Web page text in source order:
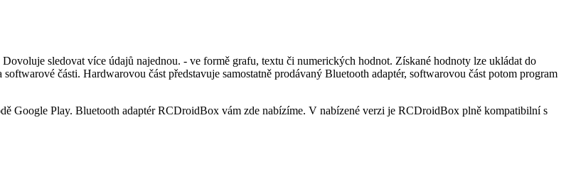
sledovat více údajů najednou. - ve formě grafu, textu či numerických hodnot. Získané hodnoty lze ukládat do
části. Hardwarovou část představuje samostatně prodávaný Bluetooth adaptér, softwarovou část potom program
Google Play. Bluetooth adaptér RCDroidBox vám zde nabízíme. V nabízené verzi je RCDroidBox plně kompatibilní s